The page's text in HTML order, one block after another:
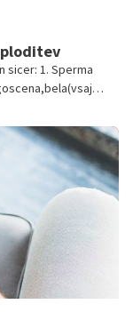
sicer: 1. Sperma